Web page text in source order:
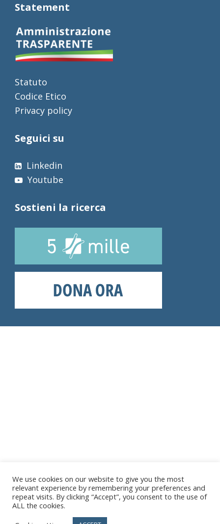
Statement
Statuto
Codice Etico
Privacy policy
Seguici su
Linkedin
Youtube
Sostieni la ricerca
We use cookies on our website to give you the most
relevant experience by remembering your preferences and
repeat visits. By clicking “Accept”, you consent to the use of
ALL the cookies.